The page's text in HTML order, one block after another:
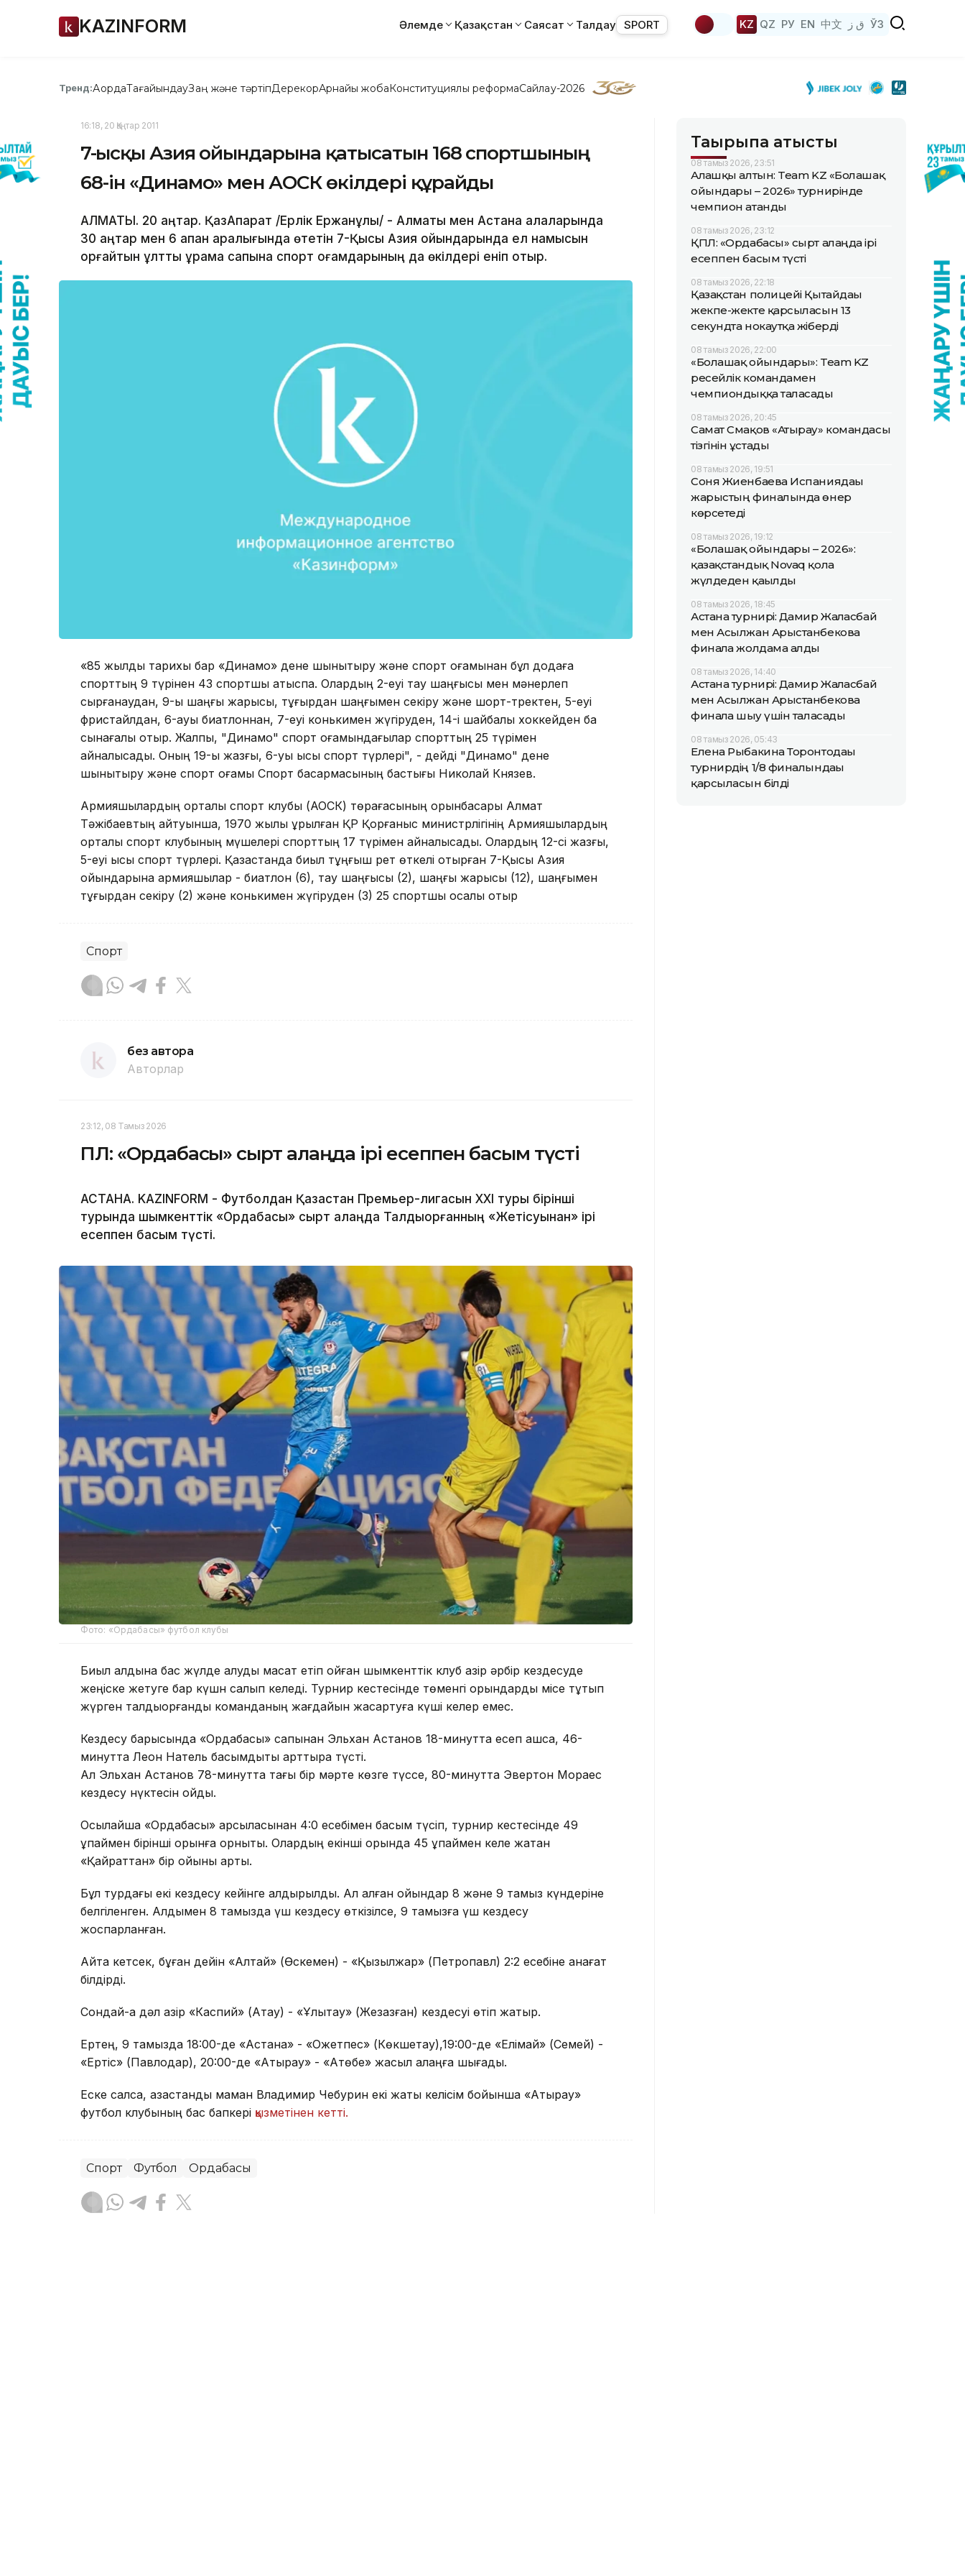
KAZINFORM Әлемде Қазақстан Саясат Талдау SPORT KZ QZ РУ EN 中文 ق ز ЎЗ
Тренд:АқордаТағайындауЗаң және тәртіпДерекқорАрнайы жобаКонституциялық реформаСайлау-2026
16:18, 20 Қаңтар 2011
7-Қысқы Азия ойындарына қатысатын 168 спортшының
68-ін «Динамо» мен АОСК өкілдері құрайды
АЛМАТЫ. 20 қаңтар. ҚазАқпарат /Ерлік Ержанұлы/ - Алматы мен Астана қалаларында
30 қаңтар мен 6 ақпан аралығында өтетін 7-Қысқы Азия ойындарында ел намысын
қорғайтын ұлттық құрама сапына спорт қоғамдарының да өкілдері еніп отыр.
«85 жылдық тарихы бар «Динамо» дене шынықтыру және спорт қоғамынан бұл додаға
спорттың 9 түрінен 43 спортшы қатыспақ. Олардың 2-еуі тау шаңғысы мен мәнерлеп
сырғанаудан, 9-ы шаңғы жарысы, тұғырдан шаңғымен секіру және шорт-тректен, 5-еуі
фристайлдан, 6-ауы биатлоннан, 7-еуі конькимен жүгіруден, 14-і шайбалы хоккейден бақ
сынағалы отыр. Жалпы, "Динамо" спорт қоғамындағылар спорттың 25 түрімен
айналысады. Оның 19-ы жазғы, 6-уы қысқы спорт түрлері", - дейді "Динамо" дене
шынықтыру және спорт қоғамы Спорт басқармасының бастығы Николай Князев.
Армияшылардың орталық спорт клубы (АОСК) төрағасының орынбасары Алмат
Тәжібаевтың айтуынша, 1970 жылы құрылған ҚР Қорғаныс министрлігінің Армияшылардың
орталық спорт клубының мүшелері спорттың 17 түрімен айналысады. Олардың 12-сі жазғы,
5-еуі қысқы спорт түрлері. Қазақстанда биыл тұңғыш рет өткелі отырған 7-Қысқы Азия
ойындарына армияшылар - биатлон (6), тау шаңғысы (2), шаңғы жарысы (12), шаңғымен
тұғырдан секіру (2) және конькимен жүгіруден (3) 25 спортшы қосқалы отыр
Спорт
без автора
Авторлар
23:12, 08 Тамыз 2026
ҚПЛ: «Ордабасы» сырт алаңда ірі есеппен басым түсті
АСТАНА. KAZINFORM - Футболдан Қазақстан Премьер-лигасын ХХІ туры бірінші
турында шымкенттік «Ордабасы» сырт алаңда Талдықорғанның «Жетісуынан» ірі
есеппен басым түсті.
Фото: «Ордабасы» футбол клубы
Биыл алдына бас жүлде алуды мақсат етіп қойған шымкенттік клуб қазір әрбір кездесуде
жеңіске жетуге бар күшн салып келеді. Турнир кестесінде төменгі орындарды місе тұтып
жүрген талдықорғандық команданың жағдайын жақсартуға күші келер емес.
Кездесу барысында «Ордабасы» сапынан Эльхан Астанов 18-минутта есеп ашса, 46-
минутта Леон Натель басымдықты арттыра түсті.
Ал Эльхан Астанов 78-минутта тағы бір мәрте көзге түссе, 80-минутта Эвертон Мораес
кездесу нүктесін қойды.
Осылайша «Ордабасы» қарсыласынан 4:0 есебімен басым түсіп, турнир кестесінде 49
ұпаймен бірінші орынға орнықты. Олардың екінші орында 45 ұпаймен келе жатқан
«Қайраттан» бір ойыны артық.
Бұл турдағы екі кездесу кейінге қалдырылды. Ал қалған ойындар 8 және 9 тамыз күндеріне
белгіленген. Алдымен 8 тамызда үш кездесу өткізілсе, 9 тамызға үш кездесу
жоспарланған.
Айта кетсек, бұған дейін «Алтай» (Өскемен) - «Қызылжар» (Петропавл) 2:2 есебіне қанағат
білдірді.
Сондай-ақ дәл қазір «Каспий» (Ақтау) - «Ұлытау» (Жезқазған) кездесуі өтіп жатыр.
Ертең, 9 тамызда 18:00-де «Астана» - «Оқжетпес» (Көкшетау),19:00-де «Елімай» (Семей) -
«Ертіс» (Павлодар), 20:00-де «Атырау» - «Ақтөбе» жасыл алаңға шығады.
Еске салсақ, қазақстандық маман Владимир Чебурин екі жақты келісім бойынша «Атырау»
футбол клубының бас бапкері қызметінен кетті.
Спорт Футбол Ордабасы
Тақырыпқа қатысты
08 тамыз 2026, 23:51
Алғашқы алтын: Team KZ «Болашақ
ойындары – 2026» турнирінде
чемпион атанды
08 тамыз 2026, 23:12
ҚПЛ: «Ордабасы» сырт алаңда ірі
есеппен басым түсті
08 тамыз 2026, 22:18
Қазақстан полицейі Қытайдағы
жекпе-жекте қарсыласын 13
секундта нокаутқа жіберді
08 тамыз 2026, 22:00
«Болашақ ойындары»: Team KZ
ресейлік командамен
чемпиондыққа таласады
08 тамыз 2026, 20:45
Самат Смақов «Атырау» командасы
тізгінін ұстады
08 тамыз 2026, 19:51
Соня Жиенбаева Испаниядағы
жарыстың финалында өнер
көрсетеді
08 тамыз 2026, 19:12
«Болашақ ойындары – 2026»:
қазақстандық Novaq қола
жүлдеден қағылды
08 тамыз 2026, 18:45
Астана турнирі: Дамир Жалғасбай
мен Асылжан Арыстанбекова
финалға жолдама алды
08 тамыз 2026, 14:40
Астана турнирі: Дамир Жалғасбай
мен Асылжан Арыстанбекова
финалға шығу үшін таласады
08 тамыз 2026, 05:43
Елена Рыбакина Торонтодағы
турнирдің 1/8 финалындағы
қарсыласын білді